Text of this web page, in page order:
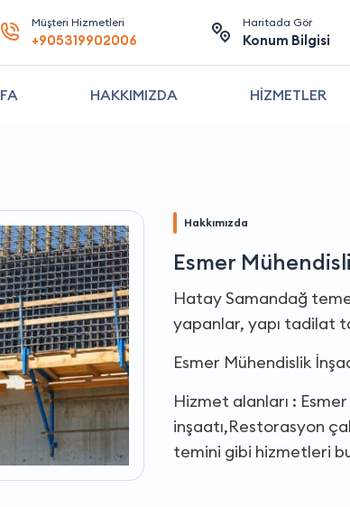
Müşteri Hizmetleri
+905319902006
Haritada Gör
Konum Bilgisi
HAKKIMIZDA HİZMETLER
Hakkımızda
Esmer
Hatay Samandağ
yapanlar, yapı tadilat
Esmer Mühendislik
Hizmet alanları :
inşaatı,Restorasyon
temini gibi hizmetleri